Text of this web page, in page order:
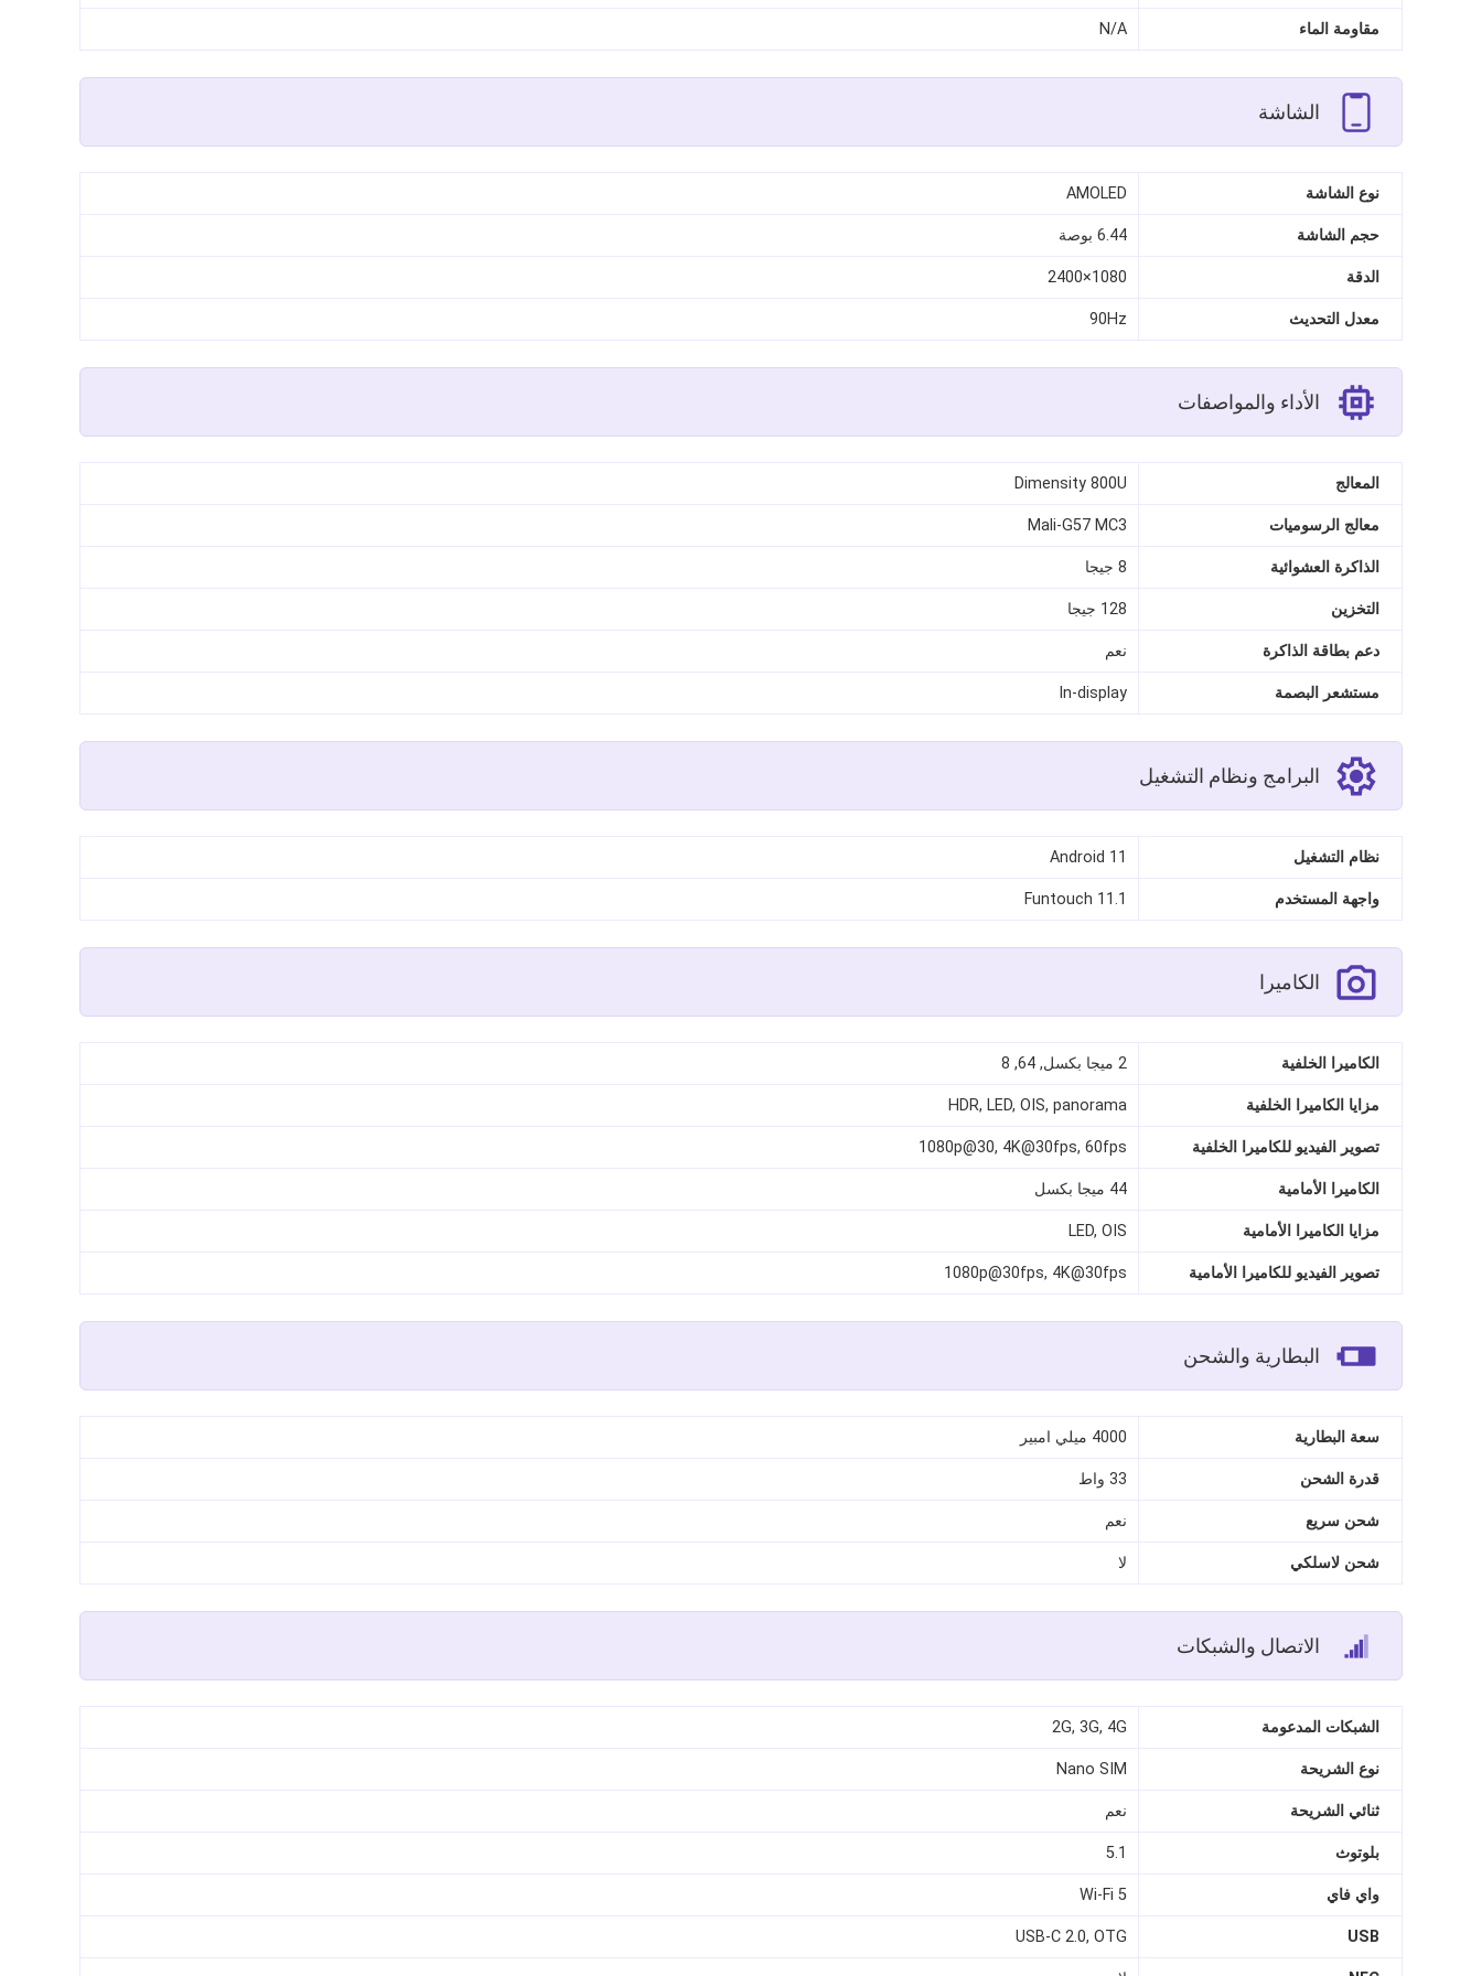
مقاومة الماء N/A
الشاشة
نوع الشاشة AMOLED
حجم الشاشة 6.44 بوصة
الدقة 1080×2400
معدل التحديث 90Hz
الأداء والمواصفات
المعالج Dimensity 800U
معالج الرسوميات Mali-G57 MC3
الذاكرة العشوائية 8 جيجا
التخزين 128 جيجا
دعم بطاقة الذاكرة نعم
مستشعر البصمة In-display
البرامج ونظام التشغيل
نظام التشغيل Android 11
واجهة المستخدم Funtouch 11.1
الكاميرا
الكاميرا الخلفية 2 ميجا بكسل, 64, 8
مزايا الكاميرا الخلفية HDR, LED, OIS, panorama
تصوير الفيديو للكاميرا الخلفية 1080p@30, 4K@30fps, 60fps
الكاميرا الأمامية 44 ميجا بكسل
مزايا الكاميرا الأمامية LED, OIS
تصوير الفيديو للكاميرا الأمامية 1080p@30fps, 4K@30fps
البطارية والشحن
سعة البطارية 4000 ميلي امبير
قدرة الشحن 33 واط
شحن سريع نعم
شحن لاسلكي لا
الاتصال والشبكات
الشبكات المدعومة 2G, 3G, 4G
نوع الشريحة Nano SIM
ثنائي الشريحة نعم
بلوتوث 5.1
واي فاي Wi-Fi 5
USB
USB-C 2.0, OTG